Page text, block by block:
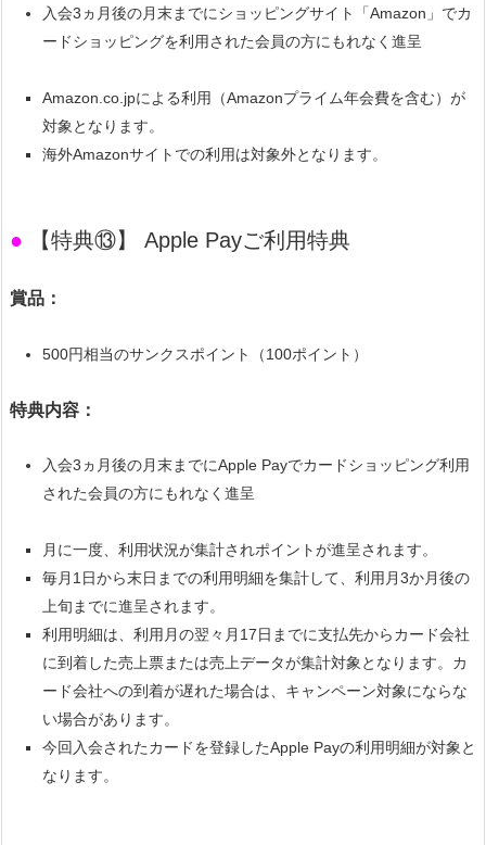
入会3ヵ月後の月末までにショッピングサイト「Amazon」でカ
ードショッピングを利用された会員の方にもれなく進呈
Amazon.co.jpによる利用（Amazonプライム年会費を含む）が
対象となります。
海外Amazonサイトでの利用は対象外となります。
● 【特典⑬】 Apple Payご利用特典
賞品：
500円相当のサンクスポイント（100ポイント）
特典内容：
入会3ヵ月後の月末までにApple Payでカードショッピング利用
された会員の方にもれなく進呈
月に一度、利用状況が集計されポイントが進呈されます。
毎月1日から末日までの利用明細を集計して、利用月3か月後の
上旬までに進呈されます。
利用明細は、利用月の翌々月17日までに支払先からカード会社
に到着した売上票または売上データが集計対象となります。カ
ード会社への到着が遅れた場合は、キャンペーン対象にならな
い場合があります。
今回入会されたカードを登録したApple Payの利用明細が対象と
なります。